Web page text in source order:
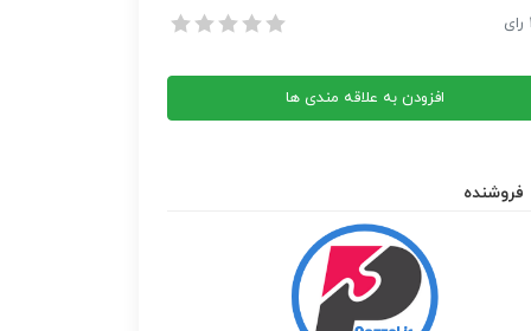
پیش کش از حسن شماعی زاده 1 رای
افزودن به علاقه مندی ها
فروشنده